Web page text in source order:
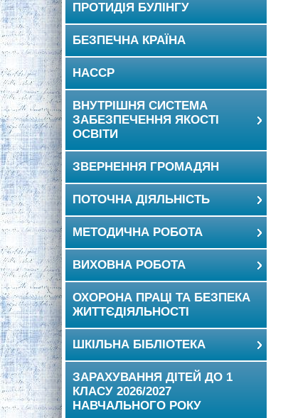
ПРОТИДІЯ БУЛІНГУ
БЕЗПЕЧНА КРАЇНА
HACCP
ВНУТРІШНЯ СИСТЕМА
ЗАБЕЗПЕЧЕННЯ ЯКОСТІ
ОСВІТИ
ЗВЕРНЕННЯ ГРОМАДЯН
ПОТОЧНА ДІЯЛЬНІСТЬ
МЕТОДИЧНА РОБОТА
ВИХОВНА РОБОТА
ОХОРОНА ПРАЦІ ТА БЕЗПЕКА
ЖИТТЄДІЯЛЬНОСТІ
ШКІЛЬНА БІБЛІОТЕКА
ЗАРАХУВАННЯ ДІТЕЙ ДО 1
КЛАСУ 2026/2027
НАВЧАЛЬНОГО РОКУ